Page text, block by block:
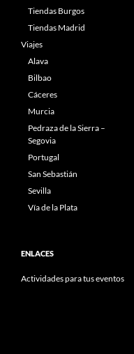
Tiendas Burgos
Tiendas Madrid
Viajes
Alava
Bilbao
Cáceres
Murcia
Pedraza de la Sierra –
Segovia
Portugal
San Sebastián
Sevilla
Vía de la Plata
ENLACES
Actividades para tus eventos